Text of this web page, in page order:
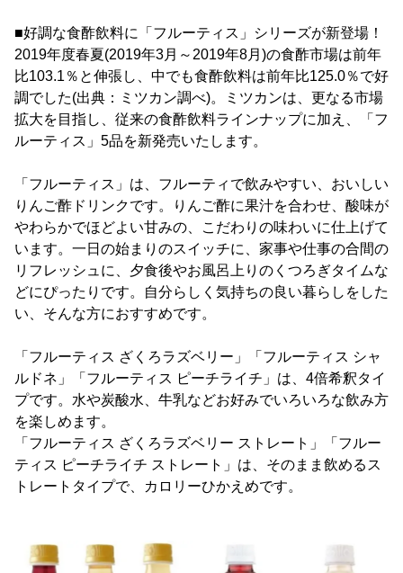
■好調な食酢飲料に「フルーティス」シリーズが新登場！
2019年度春夏(2019年3月～2019年8月)の食酢市場は前年
比103.1％と伸張し、中でも食酢飲料は前年比125.0％で好
調でした(出典：ミツカン調べ)。ミツカンは、更なる市場
拡大を目指し、従来の食酢飲料ラインナップに加え、「フ
ルーティス」5品を新発売いたします。
「フルーティス」は、フルーティで飲みやすい、おいしい
りんご酢ドリンクです。りんご酢に果汁を合わせ、酸味が
やわらかでほどよい甘みの、こだわりの味わいに仕上げて
います。一日の始まりのスイッチに、家事や仕事の合間の
リフレッシュに、夕食後やお風呂上りのくつろぎタイムな
どにぴったりです。自分らしく気持ちの良い暮らしをした
い、そんな方におすすめです。
「フルーティス ざくろラズベリー」「フルーティス シャ
ルドネ」「フルーティス ピーチライチ」は、4倍希釈タイ
プです。水や炭酸水、牛乳などお好みでいろいろな飲み方
を楽しめます。
「フルーティス ざくろラズベリー ストレート」「フルー
ティス ピーチライチ ストレート」は、そのまま飲めるス
トレートタイプで、カロリーひかえめです。